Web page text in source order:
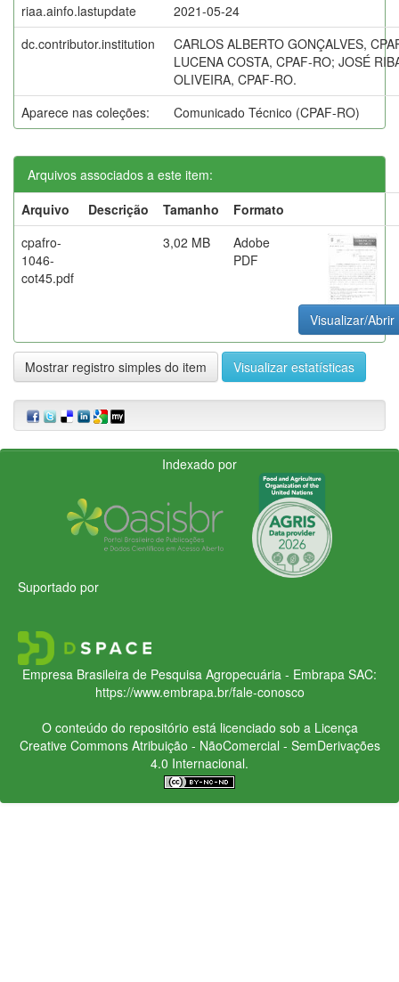
riaa.ainfo.lastupdate
2021-05-24
dc.contributor.institution
CARLOS ALBERTO GONÇALVES,
LUCENA COSTA, CPAF-RO; JOSÉ
OLIVEIRA, CPAF-RO.
Aparece nas coleções:
Comunicado Técnico (CPAF-RO)
Arquivos associados a este item:
Arquivo
Descrição Tamanho
Formato
cpafro-
1046-
cot45.pdf
3,02 MB
Adobe
PDF
Visualizar/Abrir
Mostrar registro simples do item Visualizar estatísticas
Indexado por
Suportado por
Empresa Brasileira de Pesquisa Agropecuária - Embrapa SAC:
https://www.embrapa.br/fale-conosco
O conteúdo do repositório está licenciado sob a Licença
Creative CommonsAtribuição - NãoComercial - SemDerivações
4.0 Internacional.